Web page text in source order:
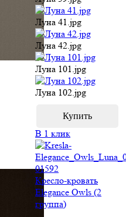
В 1 клик
Кресло-кровать
Elegance Owls (2
группа)
подлокотников со
спинкой из велюра
28 214
руб
Выбрать размер
(ШхГхВ):